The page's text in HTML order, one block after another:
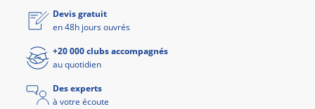
Devis gratuit
en 48h jours ouvrés
+20 000 clubs accompagnés
au quotidien
Des experts
à votre écoute